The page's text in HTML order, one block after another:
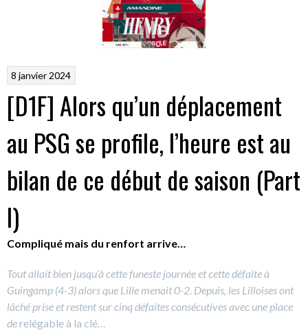
8 janvier 2024
[D1F] Alors qu’un déplacement
au PSG se profile, l’heure est au
bilan de ce début de saison (Part
I)
Compliqué mais du renfort arrive…
Tout allait bien jusqu’à cette funeste journée et cette défaite à
Guingamp (4-3) alors que Lille menait 0-2. Depuis, les Lilloises ont
lâché prise et restent sur cinq défaites consécutives avec une place
derelégable à la clé